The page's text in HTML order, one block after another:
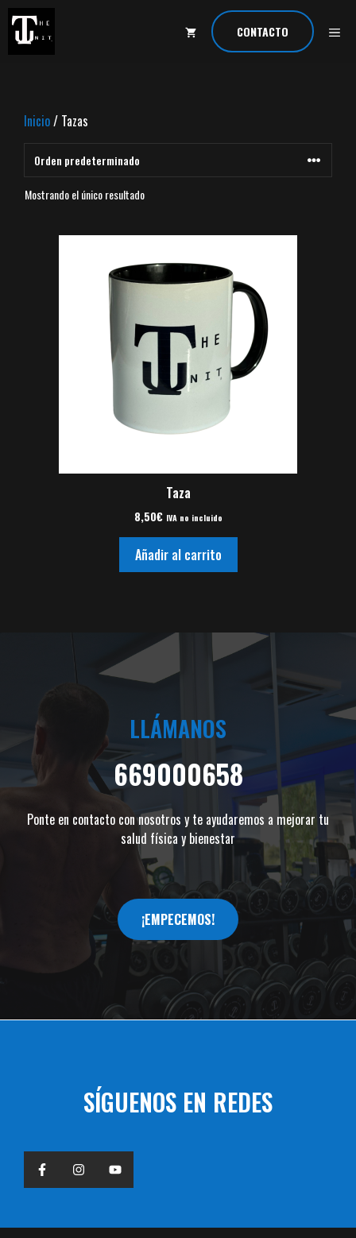
contenido
CONTACTO
Inicio/ Tazas
Mostrando el único resultado
Taza
8,50€ IVA no incluido
Añadir al carrito
LLÁMANOS
669000658
Ponte en contacto con nosotros y te ayudaremos a mejorar tu
salud física y bienestar
¡EMPECEMOS!
SÍGUENOS EN REDES